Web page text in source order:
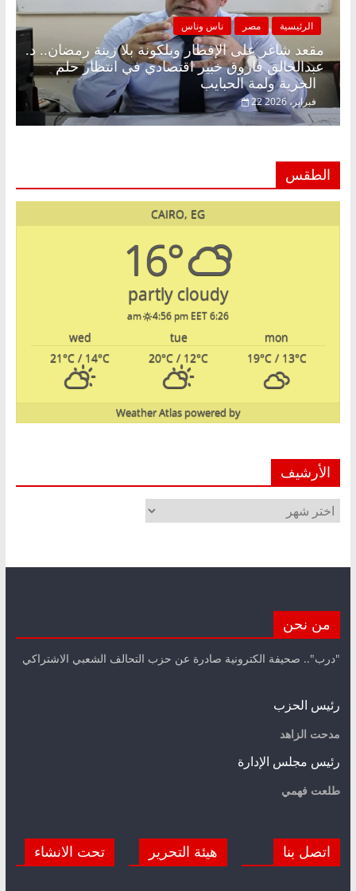
الرئيسية مصر ناس وناس
مقعد شاغر على الإفطار وبلكونة بلا زينة رمضان.. د.
عبدالخالق فاروق خبير اقتصادي في انتظار حلم
22 فبراير، 2026
الطقس
CAIRO, EG
16°
partly cloudy
6:26 am
4:56 pm EET
mon
tue
wed
19°C/ 13°C
20°C / 12°C
21°C / 14°C
powered by
Weather Atlas
الأرشيف
الأرشيف
من نحن
"درب".. صحيفة الكترونية صادرة عن حزب التحالف الشعبي الاشتراكي
رئيس الحزب
مدحت الزاهد
رئيس مجلس الإدارة
طلعت فهمي
اتصل بنا هيئة التحرير تحت الانشاء